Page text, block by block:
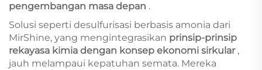
pengembangan masa depan .
Solusi seperti desulfurisasi berbasis amonia dari
MirShine, yang mengintegrasikan prinsip-prinsip
rekayasa kimia dengan konsep ekonomi sirkular ,
jauh melampaui kepatuhan semata. Mereka